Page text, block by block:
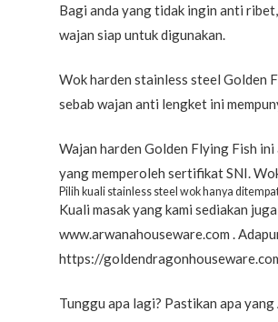
Bagi anda yang tidak ingin anti
wajan siap untuk digunakan.
Wok harden stainless steel Golden
sebab wajan anti lengket ini
Wajan harden Golden Flying Fish
yang memperoleh sertifikat SNI.
Pilih kuali stainless steel wok hanya
Kuali masak yang kami sediakan
www.arwanahouseware.com .
https://
Tunggu apa lagi? Pastikan apa